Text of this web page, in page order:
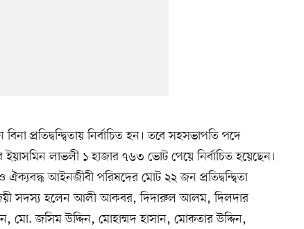
প্রতিদ্বন্দ্বিতায় নির্বাচিত হন। তবে সহসভাপতি পদে
লাভলী ১ হাজার ৭৬৩ ভোট পেয়ে নির্বাচিত হয়েছেন।
আইনজীবী পরিষদের মোট ২২ জন প্রতিদ্বন্দ্বিতা
সদস্য হলেন আলী আকবর, দিদারুল আলম, দিলদার
জসিম উদ্দিন, মোহাম্মদ হাসান, মোকতার উদ্দিন,